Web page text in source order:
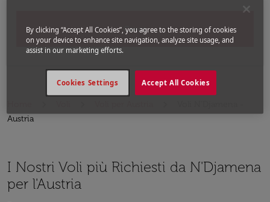
Cerca
Austria
I Nostri Voli più Richiesti da N'Djamena
per l'Austria
By clicking “Accept All Cookies”, you agree to the storing of cookies
on your device to enhance site navigation, analyze site usage, and
assist in our marketing efforts.
Accept All Cookies
Cookies Settings